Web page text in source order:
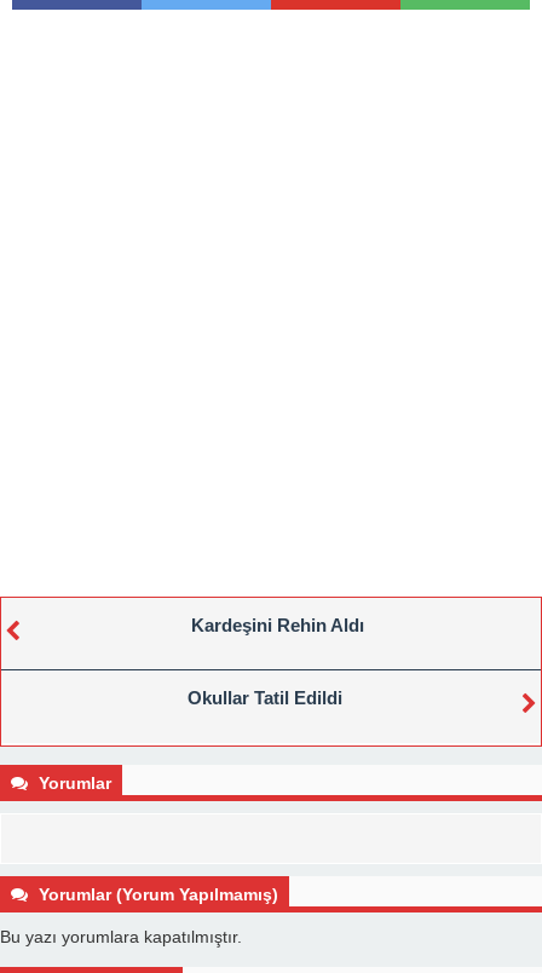
Kardeşini Rehin Aldı
Okullar Tatil Edildi
Yorumlar
Yorumlar (Yorum Yapılmamış)
Bu yazı yorumlara kapatılmıştır.